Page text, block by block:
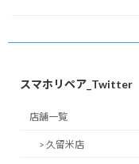
スマホリペア_Twitter
店舗一覧
> 久留米店